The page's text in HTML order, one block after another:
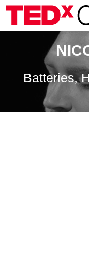
Aller
contenu
Batteries,